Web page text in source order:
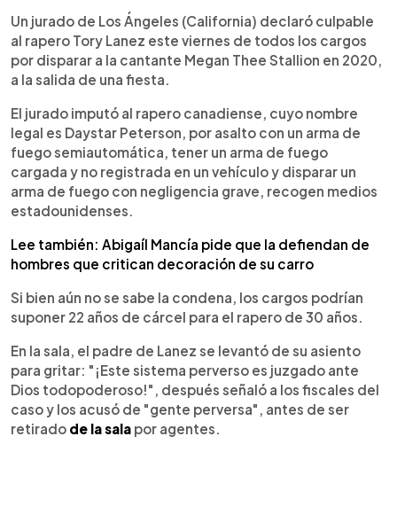
► Escuchar artículo
Un jurado de Los Ángeles (California) declaró culpable
al rapero Tory Lanez este viernes de todos los cargos
por disparar a la cantante Megan Thee Stallion en 2020,
a la salida de una fiesta.
El jurado imputó al rapero canadiense, cuyo nombre
legal es Daystar Peterson, por asalto con un arma de
fuego semiautomática, tener un arma de fuego
cargada y no registrada en un vehículo y disparar un
arma de fuego con negligencia grave, recogen medios
estadounidenses.
Lee también: Abigaíl Mancía pide que la defiendan de
hombres que critican decoración de su carro
Si bien aún no se sabe la condena, los cargos podrían
suponer 22 años de cárcel para el rapero de 30 años.
En la sala, el padre de Lanez se levantó de su asiento
para gritar: "¡Este sistema perverso es juzgado ante
Dios todopoderoso!", después señaló a los fiscales del
caso y los acusó de "gente perversa", antes de ser
retirado de la sala por agentes.